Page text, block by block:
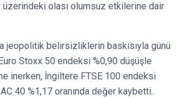
üzerindeki olası olumsuz etkilerine dair
jeopolitik belirsizliklerin baskısıyla günü
Stoxx 50 endeksi %0,90 düşüşle
inerken, İngiltere FTSE 100 endeksi
40 %1,17 oranında değer kaybetti.